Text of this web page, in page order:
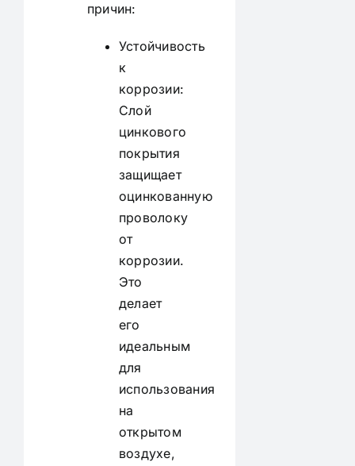
причин:
Устойчивость
к
коррозии:
Слой
цинкового
покрытия
защищает
оцинкованную
проволоку
от
коррозии.
Это
делает
его
идеальным
для
использования
на
открытом
воздухе,